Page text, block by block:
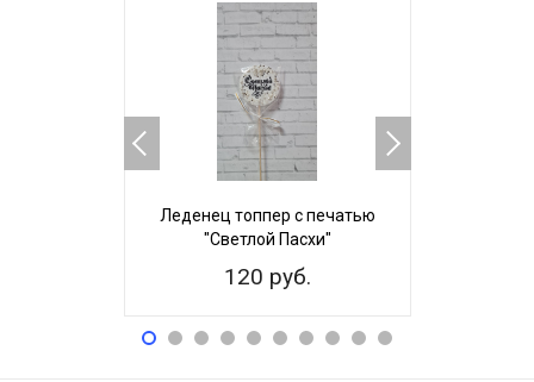
Леденец топпер с печатью
"Светлой Пасхи"
120 руб.